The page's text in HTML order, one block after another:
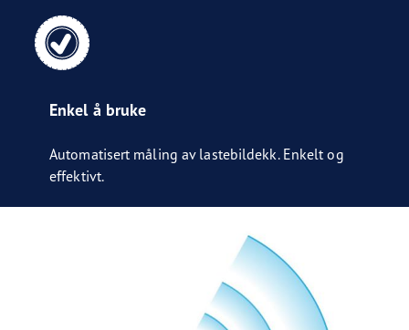
Enkel å bruke
Automatisert måling av lastebildekk. Enkelt og
effektivt.